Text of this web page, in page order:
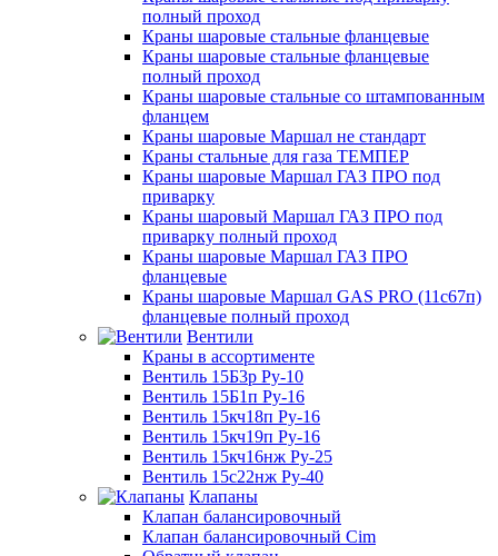
полный проход
Краны шаровые стальные фланцевые
Краны шаровые стальные фланцевые
полный проход
Краны шаровые стальные со штампованным
фланцем
Краны шаровые Маршал не стандарт
Краны стальные для газа ТЕМПЕР
Краны шаровые Маршал ГАЗ ПРО под
приварку
Краны шаровый Маршал ГАЗ ПРО под
приварку полный проход
Краны шаровые Маршал ГАЗ ПРО
фланцевые
Краны шаровые Маршал GAS PRO (11с67п)
фланцевые полный проход
Вентили
Краны в ассортименте
Вентиль 15Б3р Ру-10
Вентиль 15Б1п Ру-16
Вентиль 15кч18п Ру-16
Вентиль 15кч19п Ру-16
Вентиль 15кч16нж Ру-25
Вентиль 15с22нж Ру-40
Клапаны
Клапан балансировочный
Клапан балансировочный Cim